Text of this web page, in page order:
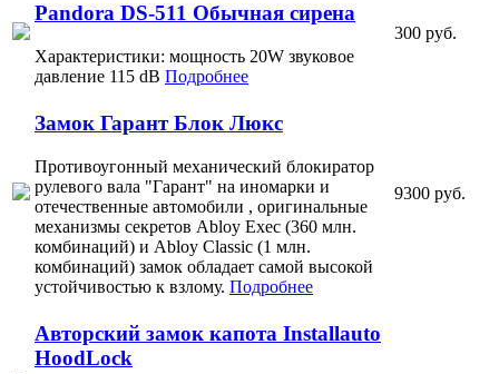
Pandora DS-511 Обычная сирена
Характеристики: мощность 20W звуковое
давление 115 dB Подробнее
300 руб.
Замок Гарант Блок Люкс
Противоугонный механический блокиратор
рулевого вала "Гарант" на иномарки и
отечественные автомобили , оригинальные
механизмы секретов Abloy Exec (360 млн.
комбинаций) и Abloy Classic (1 млн.
комбинаций) замок обладает самой высокой
устойчивостью к взлому. Подробнее
9300 руб.
Авторский замок капота Installauto
HoodLock